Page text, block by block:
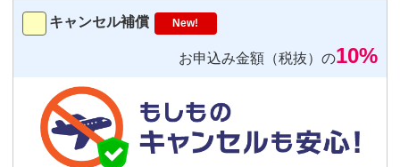
－ 0
気圧コントロール機能付き耳栓
1,540円（税込）/個
キャンセル補償 New!
お申込み金額（税抜）の10%